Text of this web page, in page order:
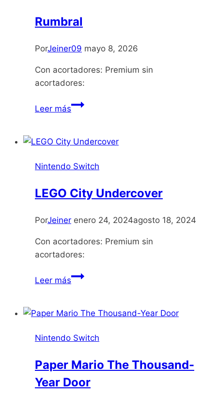
Rumbral
PorJeiner09 mayo 8, 2026
Con acortadores: Premium sin
acortadores:
Leer másRumbral
Nintendo Switch
LEGO City Undercover
PorJeiner enero 24, 2024agosto 18, 2024
Con acortadores: Premium sin
acortadores:
Leer másLEGO
Nintendo Switch
Paper Mario The Thousand-
Year Door